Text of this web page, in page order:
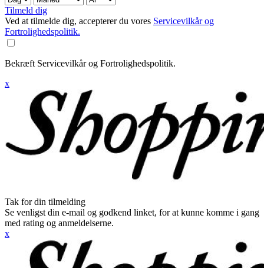
Tilmeld dig
Ved at tilmelde dig, accepterer du vores Servicevilkår og
Fortrolighedspolitik.
Bekræft Servicevilkår og Fortrolighedspolitik.
x
Tak for din tilmelding
Se venligst din e-mail og godkend linket, for at kunne komme i gang
med rating og anmeldelserne.
x